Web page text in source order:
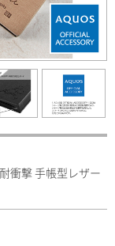
衝撃 手帳型レザー